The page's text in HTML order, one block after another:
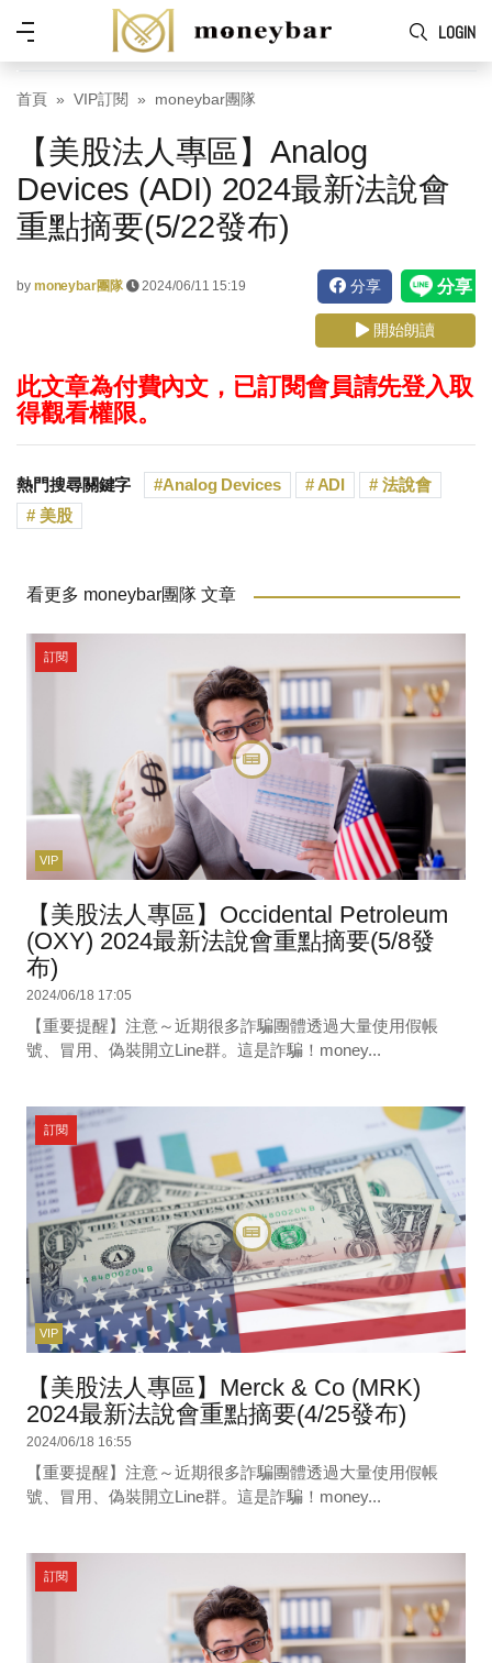
Skip to main content
LOGIN
功
表
首頁 VIP訂閱 moneybar團隊
【美股法人專區】Analog
Devices (ADI) 2024最新法說會
重點摘要(5/22發布)
by moneybar團隊 2024/06/11 15:19 分享
開始朗讀
此文章為付費內文，已訂閱會員請先登入取
得觀看權限。
熱門搜尋關鍵字 Analog Devices ADI
法說會
美股
看更多 moneybar團隊 文章
VIP
訂閱
【美股法人專區】Occidental Petroleum
(OXY) 2024最新法說會重點摘要(5/8發
布)
2024/06/18 17:05
【重要提醒】注意～近期很多詐騙團體透過大量使用假帳
號、冒用、偽裝開立Line群。這是詐騙！money...
VIP
訂閱
【美股法人專區】Merck & Co (MRK)
2024最新法說會重點摘要(4/25發布)
2024/06/18 16:55
【重要提醒】注意～近期很多詐騙團體透過大量使用假帳
號、冒用、偽裝開立Line群。這是詐騙！money...
訂閱